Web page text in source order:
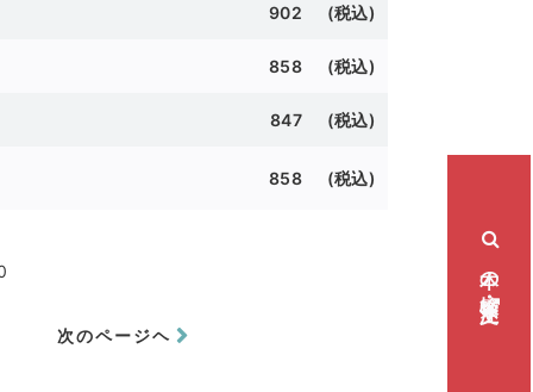
本の検索・注文
902 (税込)
858 (税込)
847 (税込)
858 (税込)
次のページヘ